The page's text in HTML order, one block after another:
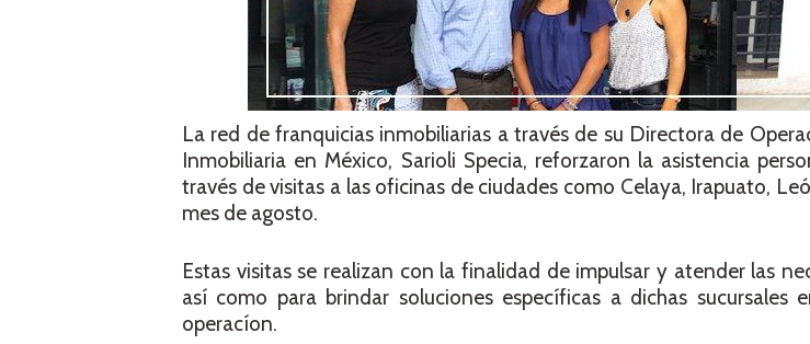
La red de franquicias inmobiliarias a través de su Directora de
Inmobiliaria en México, Sarioli Specia, reforzaron la asistencia
través de visitas a las oficinas de ciudades como Celaya, Irapuato,
mes de agosto.
Estas visitas se realizan con la finalidad de impulsar y atender las
así como para brindar soluciones específicas a dichas sucursales
operacíon.